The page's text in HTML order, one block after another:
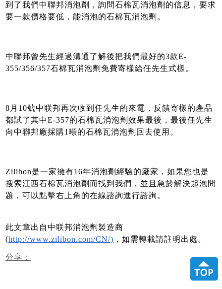
到了我們中聯邦消泡劑，詢問石棉瓦消泡劑的信息，要求
要一款價格要低，能消泡的石棉瓦消泡劑。
中聯邦曾先生經過溝通了解後把我們最好的3款E-
355/356/357石棉瓦消泡劑免費寄樣給任先生式樣。
8月10號中联邦再次收到任先生的來電，反饋寄樣的產品
都試了其中E-357的石棉瓦消泡劑效果最後，最後任先生
向中聯邦廠採購1噸的石棉瓦消泡劑回去使用。
Zilibon是一家擁有16年消泡劑經驗的廠家，如果您也是
搜索江西石棉瓦消泡劑而找到我們，並且急於解決起泡問
題，可以點擊右上角的在線諮詢進行諮詢。
此文章出自中联邦消泡劑製造商
(http://www.zilibon.com/CN/) ，如需轉載請註明出處。
分享：